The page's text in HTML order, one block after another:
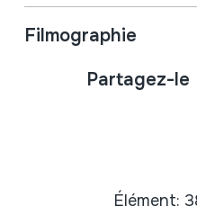
Filmographie
Partagez-le
Élément: